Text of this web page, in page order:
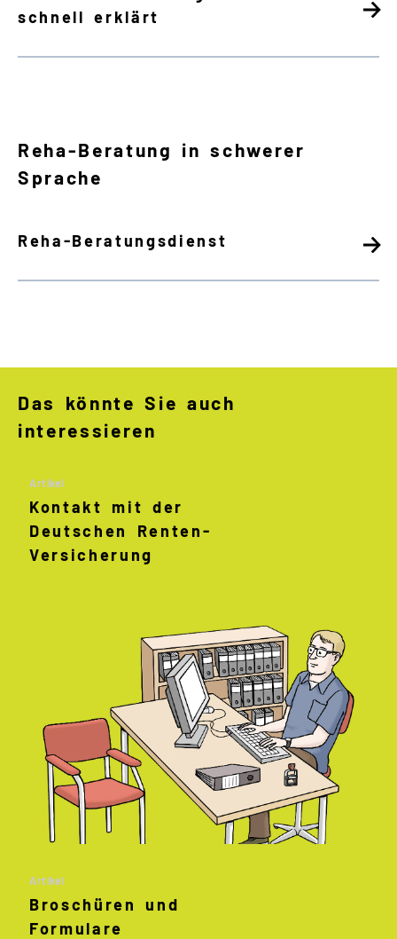
schnell erklärt
Reha-Beratung in schwerer
Sprache
Reha-Beratungsdienst
Das könnte Sie auch
interessieren
Artikel
Kontakt mit der
Deutschen Renten-
Versicherung
Artikel
Broschüren und
Formulare